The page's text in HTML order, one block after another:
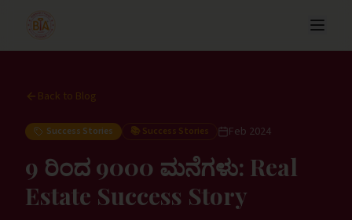
Back to Blog
Success Stories 📚 Success Stories Feb 2024
9 ರಿಂದ 9000 ಮನೆಗಳು: Real
Estate Success Story